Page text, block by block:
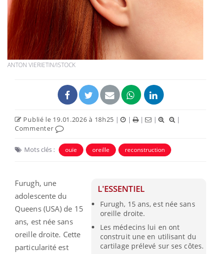
ANTON VIERIETIN/ISTOCK
Publié le 19.01.2026 à 18h25 | | | |
|
Commenter
Mots clés : ouïe oreille reconstruction
L'ESSENTIEL
Furugh, 15 ans, est née sans
oreille droite.
Les médecins lui en ont
construit une en utilisant du
cartilage prélevé sur ses côtes.
Furugh, une
adolescente du
Queens (USA) de 15
ans, est née sans
oreille droite. Cette
particularité est